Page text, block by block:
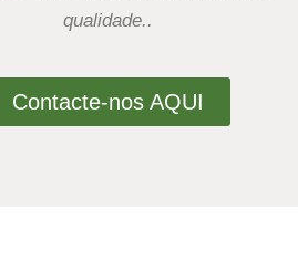
qualidade..
Contacte-nos AQUI